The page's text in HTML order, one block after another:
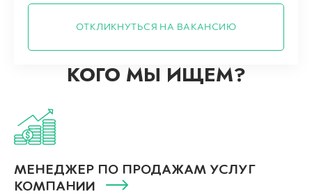
ОТКЛИКНУТЬСЯ НА ВАКАНСИЮ
КОГО МЫ ИЩЕМ?
МЕНЕДЖЕР ПО ПРОДАЖАМ УСЛУГ
КОМПАНИИ